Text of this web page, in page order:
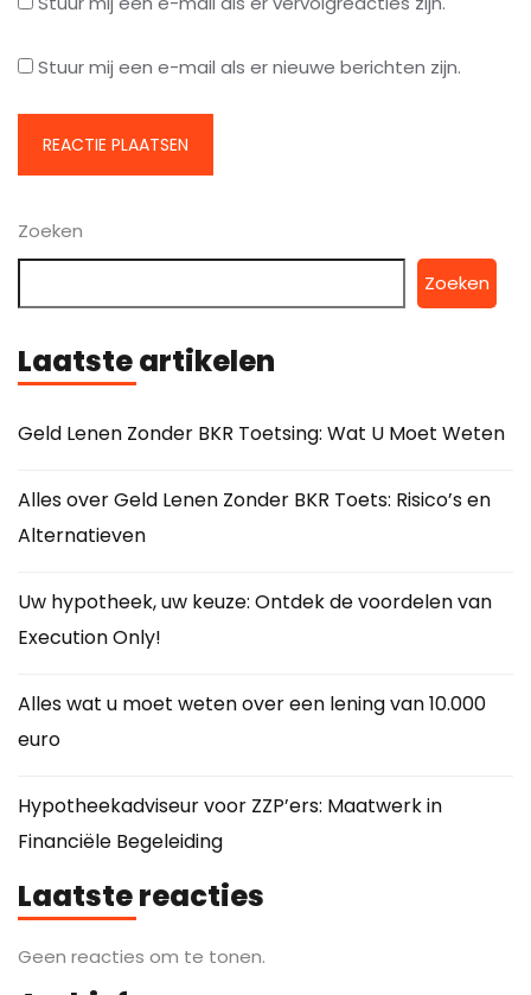
Stuur mij een e-mail als er nieuwe berichten zijn.
Zoeken
Zoeken
Laatste artikelen
Geld Lenen Zonder BKR Toetsing: Wat U Moet Weten
Alles over Geld Lenen Zonder BKR Toets: Risico’s en
Alternatieven
Uw hypotheek, uw keuze: Ontdek de voordelen van
Execution Only!
Alles wat u moet weten over een lening van 10.000
euro
Hypotheekadviseur voor ZZP’ers: Maatwerk in
Financiële Begeleiding
Laatste reacties
Geen reacties om te tonen.